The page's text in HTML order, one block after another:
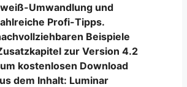
Umwandlung und
Profi-Tipps.
Beispiele
zur Version 4.2
kostenlosen Download
dem Inhalt: Luminar